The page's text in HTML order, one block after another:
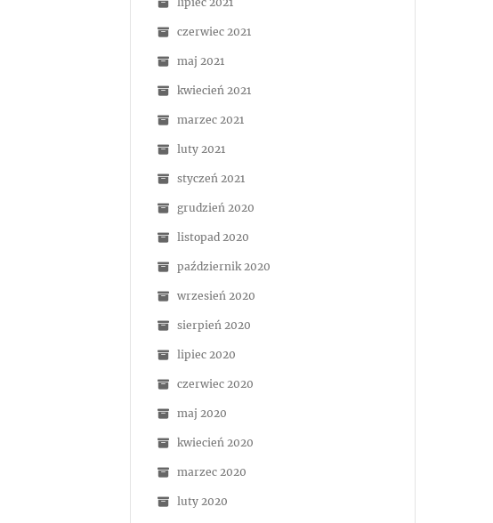
czerwiec 2021
maj 2021
kwiecień 2021
marzec 2021
luty 2021
styczeń 2021
grudzień 2020
listopad 2020
październik 2020
wrzesień 2020
sierpień 2020
lipiec 2020
czerwiec 2020
maj 2020
kwiecień 2020
marzec 2020
luty 2020